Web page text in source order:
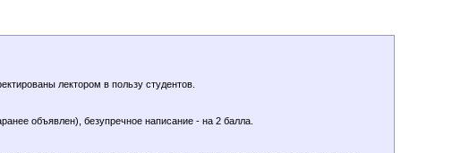
лектором в пользу студентов.
объявлен), безупречное написание - на 2 балла.